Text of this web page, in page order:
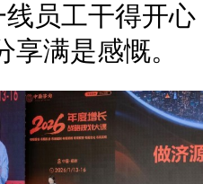
员工干得开
享满是感慨。